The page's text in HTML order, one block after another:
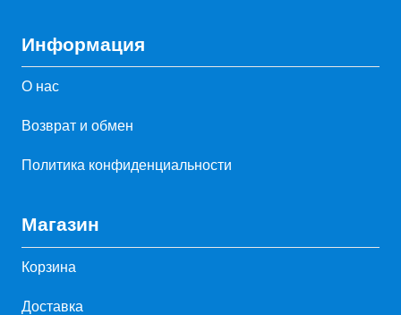
Информация
О нас
Возврат и обмен
Политика конфиденциальности
Магазин
Корзина
Доставка